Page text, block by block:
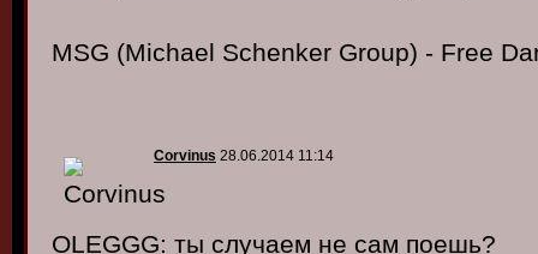
MSG (Michael Schenker Group) - Free
Corvinus 28.06.2014 11:14
OLEGGG: ты случаем не сам поешь?